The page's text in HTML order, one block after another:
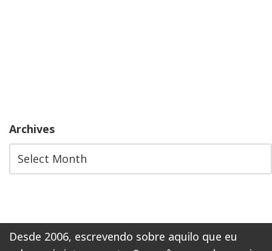
Archives
Desde 2006, escrevendo sobre aquilo que eu